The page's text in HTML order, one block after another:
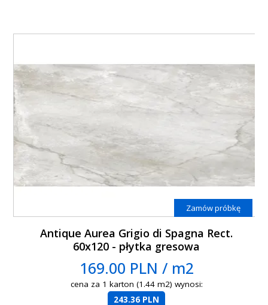
Zamów próbkę
Antique Aurea Grigio di Spagna Rect.
60x120 - płytka gresowa
169.00 PLN / m2
cena za 1 karton (1.44 m2) wynosi:
243.36 PLN